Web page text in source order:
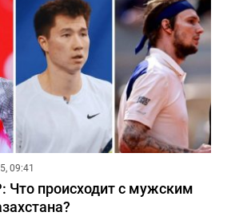
09:41
Что происходит с мужским